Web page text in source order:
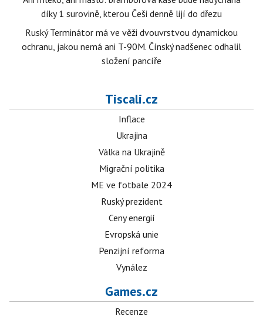
díky 1 surovině, kterou Češi denně lijí do dřezu
Ruský Terminátor má ve věži dvouvrstvou dynamickou
ochranu, jakou nemá ani T-90M. Čínský nadšenec odhalil
složení pancíře
Tiscali.cz
Inflace
Ukrajina
Válka na Ukrajině
Migrační politika
ME ve fotbale 2024
Ruský prezident
Ceny energií
Evropská unie
Penzijní reforma
Vynález
Games.cz
Recenze